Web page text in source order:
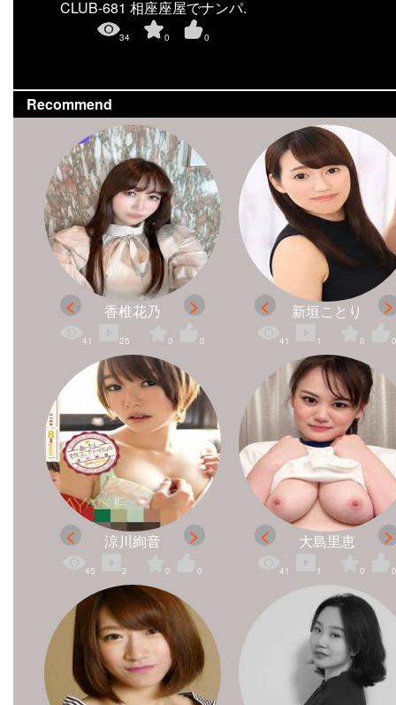
CLUB-681 相座座屋でナンパ.
34 0 0
Recommend
香椎花乃
41 25 0 0
新垣ことり
41 1 0 0
涼川絢音
45 2 0 0
大島里恵
41 1 0 0